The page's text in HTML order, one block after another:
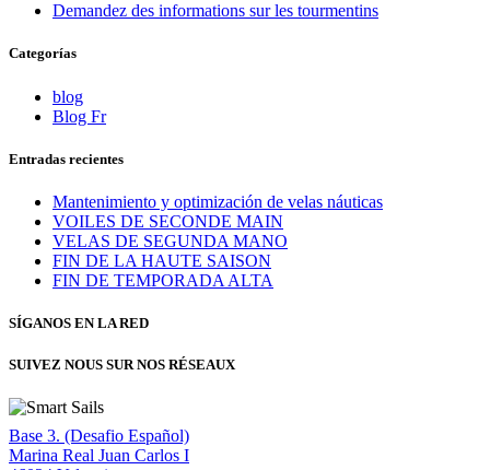
Demandez des informations sur les tourmentins
Categorías
blog
Blog Fr
Entradas recientes
Mantenimiento y optimización de velas náuticas
VOILES DE SECONDE MAIN
VELAS DE SEGUNDA MANO
FIN DE LA HAUTE SAISON
FIN DE TEMPORADA ALTA
SÍGANOS EN LA RED
SUIVEZ NOUS SUR NOS RÉSEAUX
Base 3. (Desafio Español)
Marina Real Juan Carlos I